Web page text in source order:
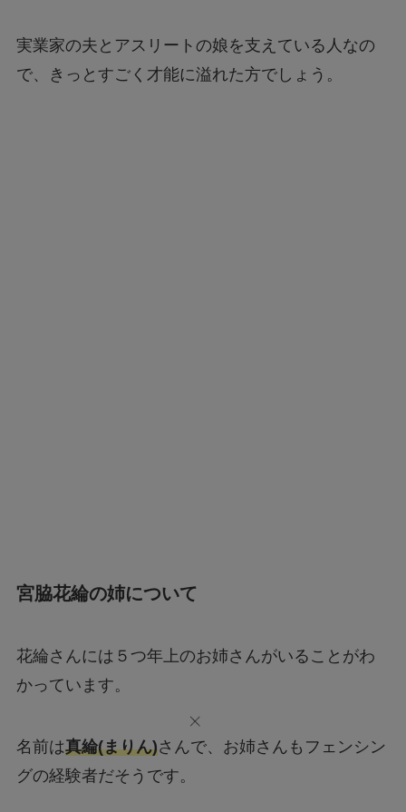
実業家の夫とアスリートの娘を支えている人なの
で、きっとすごく才能に溢れた方でしょう。
宮脇花綸の姉について
花綸さんには５つ年上のお姉さんがいることがわ
かっています。
名前は真綸(まりん)さんで、お姉さんもフェンシン
グの経験者だそうです。